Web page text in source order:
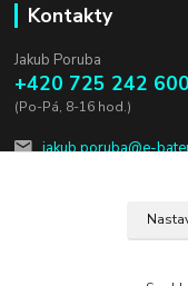
Kontakty
Jakub Poruba
+420 725 242 600
(Po-Pá, 8-16 hod.)
jakub.poruba@e-